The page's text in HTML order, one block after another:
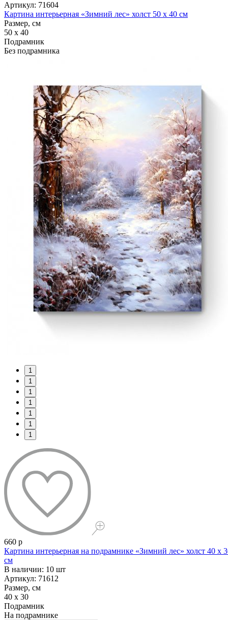
Артикул: 71604
Картина интерьерная «Зимний лес» холст 50 x 40 см
Размер, см
50 x 40
Подрамник
Без подрамника
1
1
1
1
1
1
1
660 р
Картина интерьерная на подрамнике «Зимний лес» холст 40 x
см
В наличии: 10 шт
Артикул: 71612
Размер, см
40 x 30
Подрамник
На подрамнике